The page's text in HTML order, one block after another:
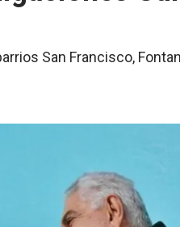
San Francisco,